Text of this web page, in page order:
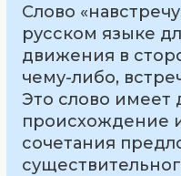
Слово
русском языке
движения в
чему-либо,
Это слово имеет
происхождение
сочетания